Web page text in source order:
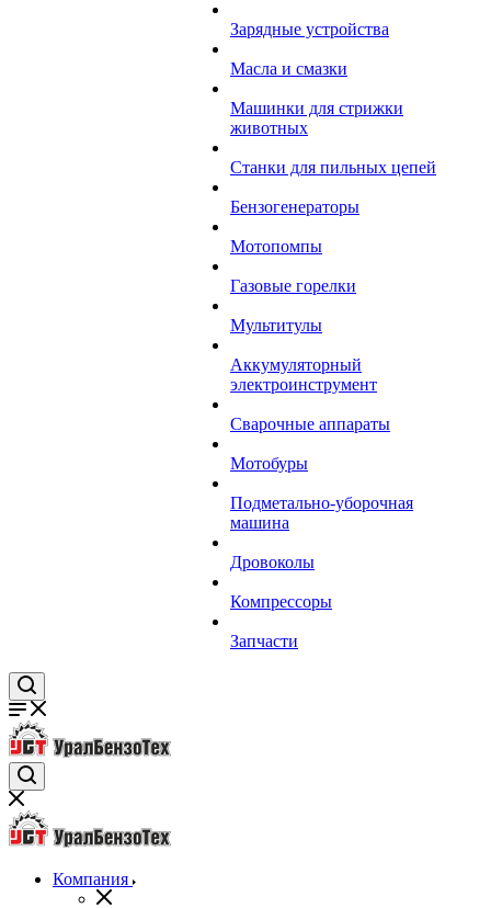
Зарядные устройства
Масла и смазки
Машинки для стрижки
животных
Станки для пильных цепей
Бензогенераторы
Мотопомпы
Газовые горелки
Мультитулы
Аккумуляторный
электроинструмент
Сварочные аппараты
Мотобуры
Подметально-уборочная
машина
Дровоколы
Компрессоры
Запчасти
Компания